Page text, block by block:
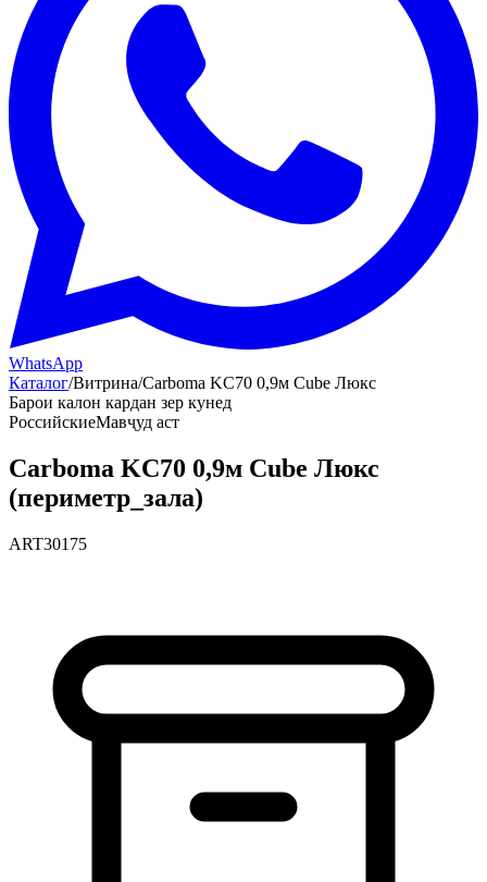
WhatsApp
Каталог/Витрина/Carboma KC70 0,9м Cube Люкс
Барои калон кардан зер кунед
РоссийскиеМавҷуд аст
Carboma KC70 0,9м Cube Люкс
(периметр_зала)
ART30175